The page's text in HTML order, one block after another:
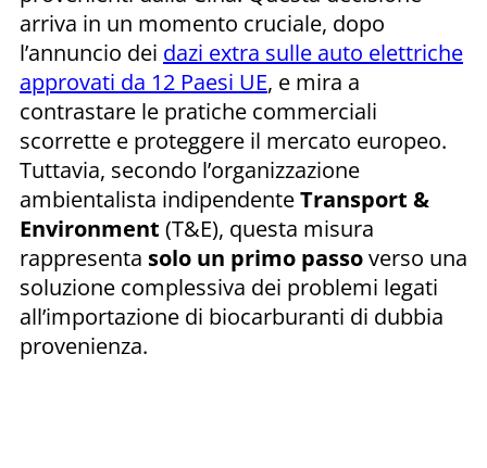
arriva in un momento cruciale, dopo
l’annuncio dei dazi extra sulle auto elettriche
approvati da 12 Paesi UE, e mira a
contrastare le pratiche commerciali
scorrette e proteggere il mercato europeo.
Tuttavia, secondo l’organizzazione
ambientalista indipendenteTransport &
Environment (T&E), questa misura
rappresenta solo un primo passoverso una
soluzione complessiva dei problemi legati
all’importazione di biocarburanti di dubbia
provenienza.